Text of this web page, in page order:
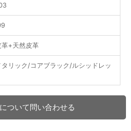
革+天然皮革
リック/コアブラック/ルシッドレッ
ついて問い合わせる